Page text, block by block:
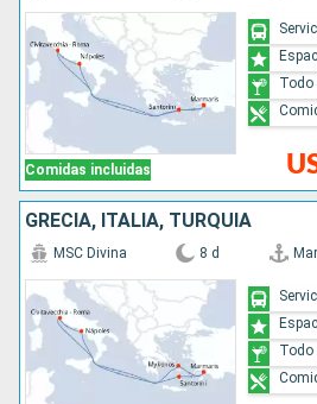
Comidas incluidas
Todo
GRECIA, ITALIA, TURQUÍA
MSC Divina 8 d
Todo